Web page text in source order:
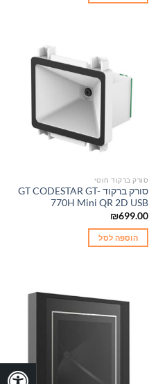
סורק ברקוד חוטי
סורק ברקוד GT CODESTAR GT-
770H Mini QR 2D USB
₪699.00
הוספה לסל